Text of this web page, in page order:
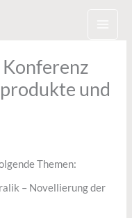
und
Themen:
– Novellierung der